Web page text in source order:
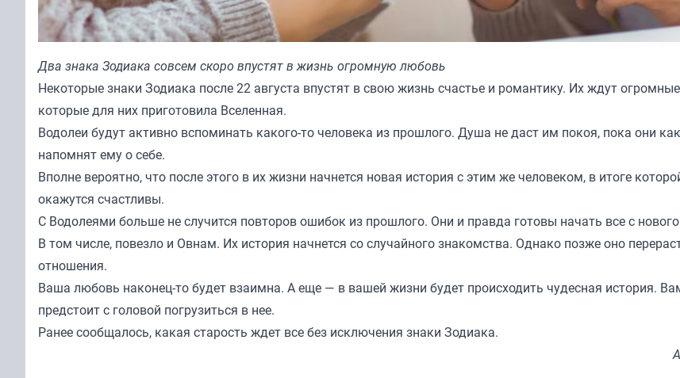
Два знака Зодиака совсем скоро впустят в жизнь огромную любовь
Некоторые знаки Зодиака после 22 августа впустят в свою жизнь счастье и романтику. Их ждут
которые для них приготовила Вселенная.
Водолеи будут активно вспоминать какого-то человека из прошлого. Душа не даст им покоя, пока они
напомнят ему о себе.
Вполне вероятно, что после этого в их жизни начнется новая история с этим же человеком, в итоге
окажутся счастливы.
С Водолеями больше не случится повторов ошибок из прошлого. Они и правда готовы начать все с
В том числе, повезло и Овнам. Их история начнется со случайного знакомства. Однако позже оно
отношения.
Ваша любовь наконец-то будет взаимна. А еще — в вашей жизни будет происходить чудесная история.
предстоит с головой погрузиться в нее.
Ранеесообщалось, какая старость ждет все без исключения знаки Зодиака.